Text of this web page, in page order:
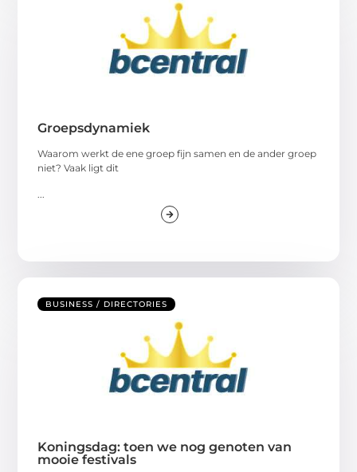
Groepsdynamiek
Waarom werkt de ene groep fijn samen en de ander groep
niet? Vaak ligt dit
BUSINESS / DIRECTORIES
Koningsdag: toen we nog genoten van
mooie festivals